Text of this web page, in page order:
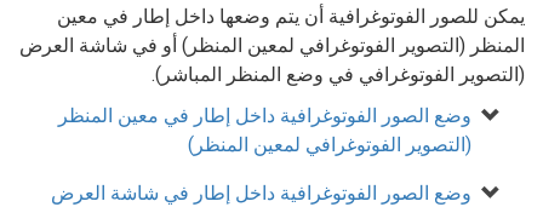
يمكن للصور الفوتوغرافية أن يتم وضعها داخل إطار في معين
المنظر (التصوير الفوتوغرافي لمعين المنظر) أو في شاشة العرض
(التصوير الفوتوغرافي في وضع المنظر المباشر).
وضع الصور الفوتوغرافية داخل إطار في معين المنظر
(التصوير الفوتوغرافي لمعين المنظر)
وضع الصور الفوتوغرافية داخل إطار في شاشة العرض